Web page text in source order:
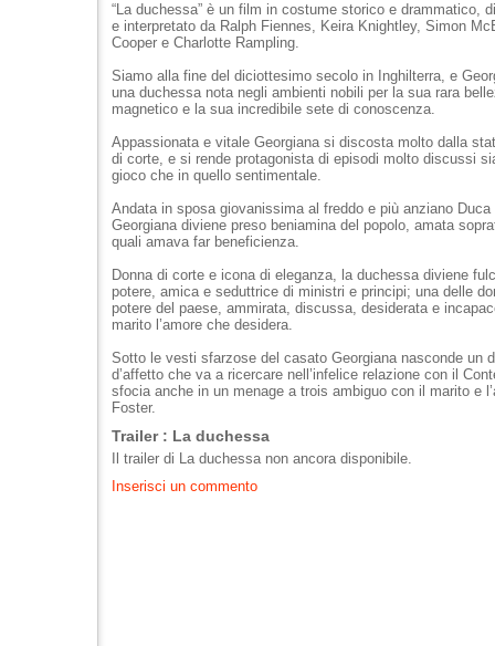
“La duchessa” è un film in costume storico e drammatico,
e interpretato da Ralph Fiennes, Keira Knightley, Simon
Cooper e Charlotte Rampling.
Siamo alla fine del diciottesimo secolo in Inghilterra, e
una duchessa nota negli ambienti nobili per la sua rara
magnetico e la sua incredibile sete di conoscenza.
Appassionata e vitale Georgiana si discosta molto dalla
di corte, e si rende protagonista di episodi molto discussi
gioco che in quello sentimentale.
Andata in sposa giovanissima al freddo e più anziano Duca
Georgiana diviene preso beniamina del popolo, amata
quali amava far beneficienza.
Donna di corte e icona di eleganza, la duchessa diviene
potere, amica e seduttrice di ministri e principi; una delle
potere del paese, ammirata, discussa, desiderata e
marito l’amore che desidera.
Sotto le vesti sfarzose del casato Georgiana nasconde un
d’affetto che va a ricercare nell’infelice relazione con il
sfocia anche in un menage a trois ambiguo con il marito e
Foster.
Trailer : La duchessa
Il trailer di La duchessa non ancora disponibile.
Inserisci un commento